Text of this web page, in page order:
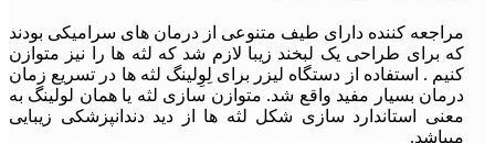
مراجعه کننده دارای طیف متنوعی از درمان های سرامیکی بودند
که برای طراحی یک لبخند زیبا لازم شد که لثه ها را نیز متوازن
کنیم . استفاده از دستگاه لیزر برای لِوِلینگ لثه ها در تسریع زمان
درمان بسیار مفید واقع شد. متوازن سازی لثه یا همان لولینگ به
معنی استاندارد سازی شکل لثه ها از دید دندانپزشکی زیبایی
میباشد.